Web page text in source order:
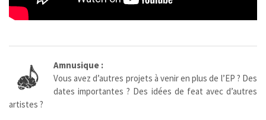
Amnusique :
Vous avez d’autres projets à venir en plus de l’EP ? Des
dates importantes ? Des idées de feat avec d’autres
artistes ?